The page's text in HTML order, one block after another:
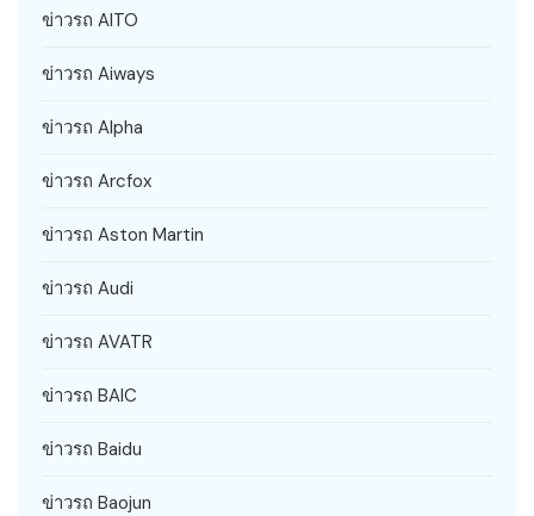
ข่าวรถ AITO
ข่าวรถ Aiways
ข่าวรถ Alpha
ข่าวรถ Arcfox
ข่าวรถ Aston Martin
ข่าวรถ Audi
ข่าวรถ AVATR
ข่าวรถ BAIC
ข่าวรถ Baidu
ข่าวรถ Baojun